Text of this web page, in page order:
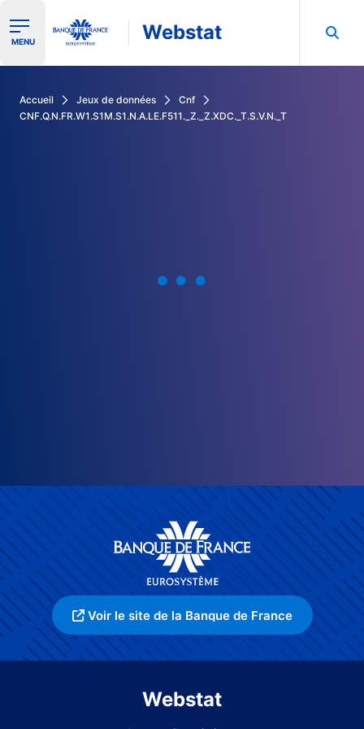
Ouvrir le menu de navigation
MENU Webstat
Accueil Jeux de données
Cnf
CNF.Q.N.FR.W1.S1M.S1.N.A.LE.F511._Z._Z.XDC._T.S.V.N._T
Voir le site de la Banque de France
Webstat